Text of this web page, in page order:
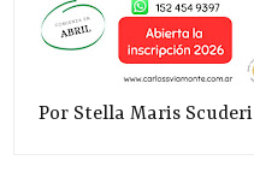
Por Stella Maris Scuderi